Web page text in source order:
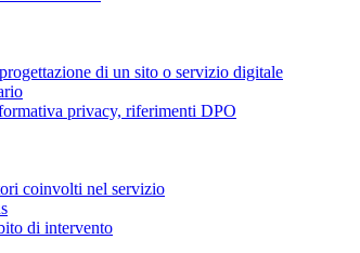
di un sito o servizio digitale
privacy, riferimenti DPO
coinvolti nel servizio
di intervento